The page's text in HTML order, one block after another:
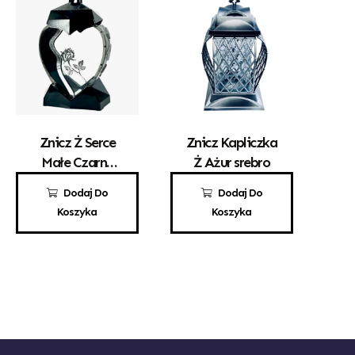
Dodaj Do
Koszyka
Znicz Ż Serce
Małe Czarne
69,00 zł
Dodaj Do
Koszyka
Znicz Kapliczka
Ż Ażur srebro
50,00 zł